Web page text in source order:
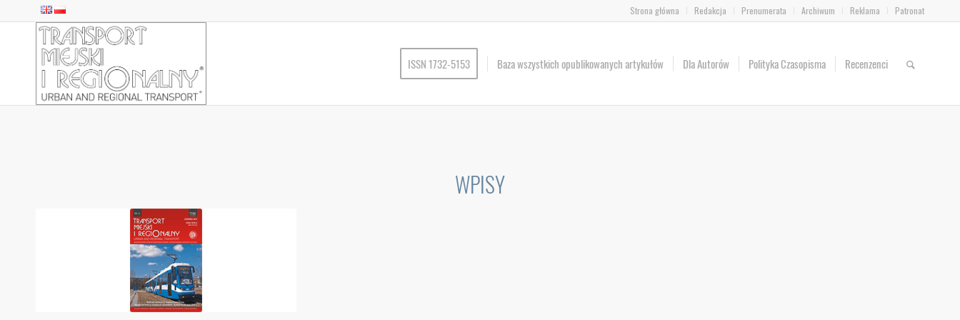
Strona główna Redakcja Prenumerata Archiwum Reklama Patronat
ISSN 1732-5153 Baza wszystkich opublikowanych artykułów Dla Autorów Polityka Czasopisma Recenzenci
WPISY